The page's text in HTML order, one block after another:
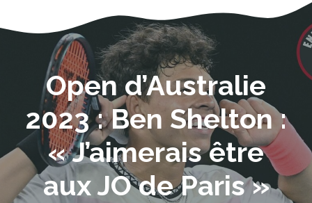
Open d’Australie
2023 : Ben Shelton :
« J’aimerais être
aux JO de Paris »